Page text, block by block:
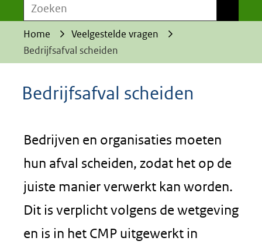
Zoeken
Home
Veelgestelde vragen
Bedrijfsafval scheiden
Bedrijfsafval scheiden
Bedrijven en organisaties moeten
hun afval scheiden, zodat het op de
juiste manier verwerkt kan worden.
Dit is verplicht volgens de wetgeving
en is in het CMP uitgewerkt in